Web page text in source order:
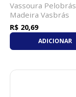
Vassoura Pelobrás
Madeira Vasbrás
R$ 20,69
ADICIONAR